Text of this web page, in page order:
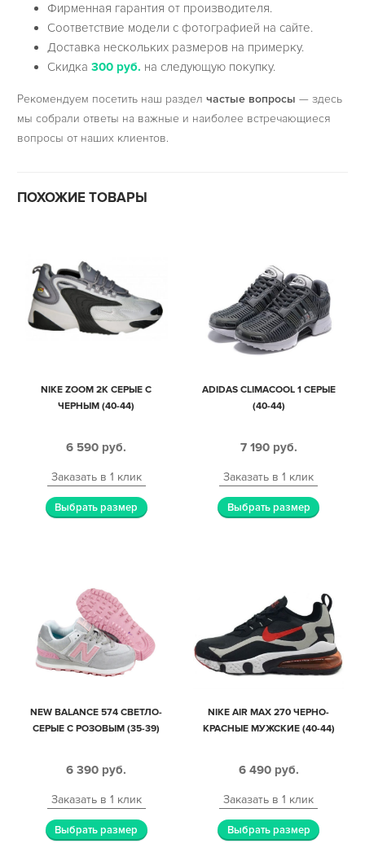
Фирменная гарантия от производителя.
Соответствие модели с фотографией на сайте.
Доставка нескольких размеров на примерку.
Скидка300 руб. на следующую покупку.
Рекомендуем посетить наш раздел частые вопросы — здесь
мы собрали ответы на важные и наиболее встречающиеся
вопросы от наших клиентов.
ПОХОЖИЕ ТОВАРЫ
NIKE ZOOM 2K СЕРЫЕ С
ЧЕРНЫМ (40-44)
6 590 руб.
Заказать в 1 клик
Выбрать размер
ADIDAS CLIMACOOL 1 СЕРЫЕ
(40-44)
7 190 руб.
Заказать в 1 клик
Выбрать размер
NEW BALANCE 574 СВЕТЛО-
СЕРЫЕ С РОЗОВЫМ (35-39)
6 390 руб.
Заказать в 1 клик
Выбрать размер
NIKE AIR MAX 270 ЧЕРНО-
КРАСНЫЕ МУЖСКИЕ (40-44)
6 490 руб.
Заказать в 1 клик
Выбрать размер